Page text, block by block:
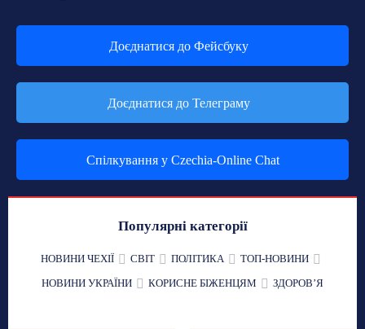
Доєднатися до Фейсбуку
Доєднатися до Телеграму
Спілкування у Czechia-Online Chat
Популярні категорії
НОВИНИ ЧЕХІЇ СВІТ ПОЛІТИКА
ТОП-НОВИНИ
НОВИНИ УКРАЇНИ
КОРИСНЕ БІЖЕНЦЯМ ЗДОРОВʼЯ